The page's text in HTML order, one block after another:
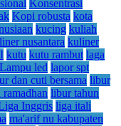
Konsentrasi
Kopi robusta kota
kucing kuliah
nusantara kuliner
kutu kutu rambut laga
Lampu led lapor spt
dan cuti bersama libur
libur tahun
Inggris liga itali
ma'arif nu kabupaten